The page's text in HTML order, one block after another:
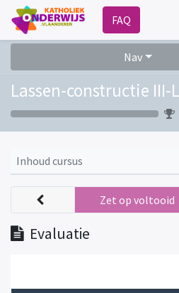
FAQ
Nav
Lassen-constructie III-
Inhoud cursus
Evaluatie
Zet op voltooid